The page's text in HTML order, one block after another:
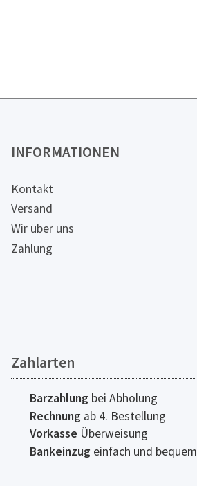
INFORMATIONEN
Kontakt
Versand
Wir über uns
Zahlung
Zahlarten
Barzahlung bei Abholung
Rechnung ab 4. Bestellung
Vorkasse Überweisung
Bankeinzug einfach und bequem